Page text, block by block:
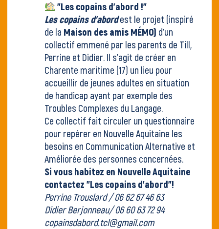
"Les copains d'abord !"
Les copains d’abord est le projet (inspiré
de la Maison des amis MÉMO) d'un
collectif emmené par les parents de Till,
Perrine et Didier. Il s'agit de créer en
Charente maritime (17) un lieu pour
accueillir de jeunes adultes en situation
de handicap ayant par exemple des
Troubles Complexes du Langage.
Ce collectif fait circuler un questionnaire
pour repérer en Nouvelle Aquitaine les
besoins en Communication Alternative et
Améliorée des personnes concernées.
Si vous habitez en Nouvelle Aquitaine
contactez "Les copains d'abord"!
Perrine Trouslard / 06 62 67 46 63
Didier Berjonneau/ 06 60 63 72 94
copainsdabord.tcl@gmail.com